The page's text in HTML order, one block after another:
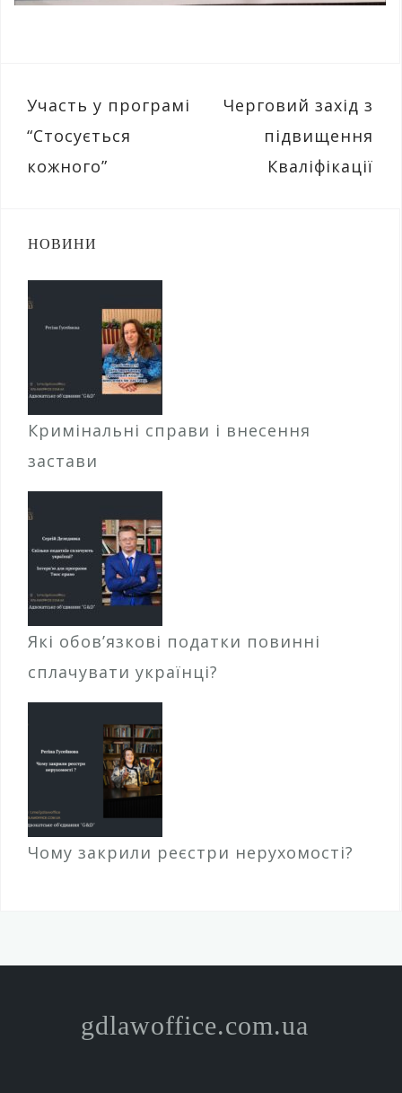
Навігація
записів
Участь у програмі
“Стосується
кожного”
Черговий захід з
підвищення
Кваліфікації
НОВИНИ
Кримінальні справи і внесення
застави
Які обов’язкові податки повинні
сплачувати українці?
Чому закрили реєстри нерухомості?
gdlawoffice.com.ua